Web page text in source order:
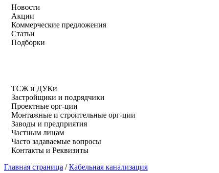
Новости
Акции
Коммерческие предложения
Статьи
Подборки
ТСЖ и ДУКи
Застройщики и подрядчики
Проектные орг-ции
Монтажные и строительные орг-ции
Заводы и предприятия
Частным лицам
Часто задаваемые вопросы
Контакты и Реквизиты
Главная страница /Кабельная канализация